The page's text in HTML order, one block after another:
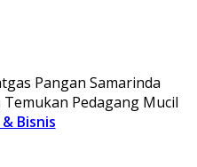
Pangan Samarinda
Temukan Pedagang Mucil
Bisnis